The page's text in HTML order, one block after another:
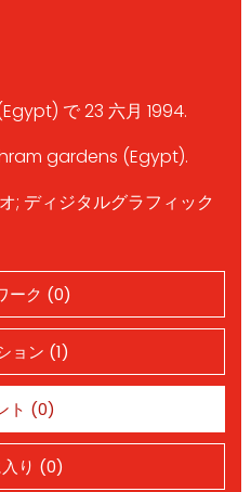
で 23 六月 1994.
gardens (Egypt).
; ディジタルグラフィック
ーク (0)
ョン (1)
ト (0)
り (0)